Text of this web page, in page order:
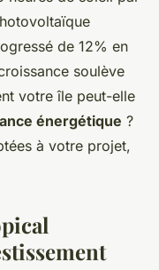
de 12% en
soulève
votre île peut-elle
énergétique ?
à votre projet,